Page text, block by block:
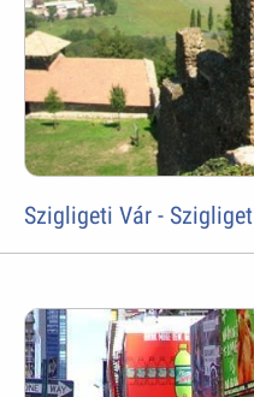
Szigligeti Vár - Szigliget